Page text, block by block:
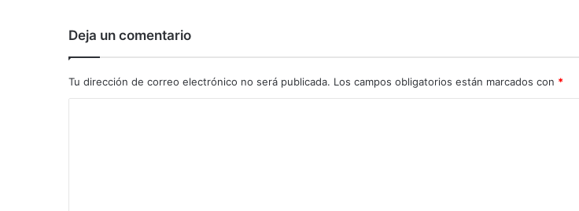
Deja un comentario
Tu dirección de correo electrónico no será publicada. Los campos obligatorios están marcados con *